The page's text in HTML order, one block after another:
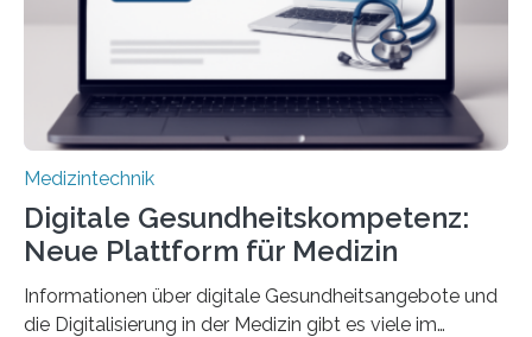
einbeziehen, auf die Menschen keinen bewussten
Einfluss nehmen. Das eröffnet…
Medizintechnik
Digitale Gesundheitskompetenz:
Neue Plattform für Medizin
Informationen über digitale Gesundheitsangebote und
die Digitalisierung in der Medizin gibt es viele im